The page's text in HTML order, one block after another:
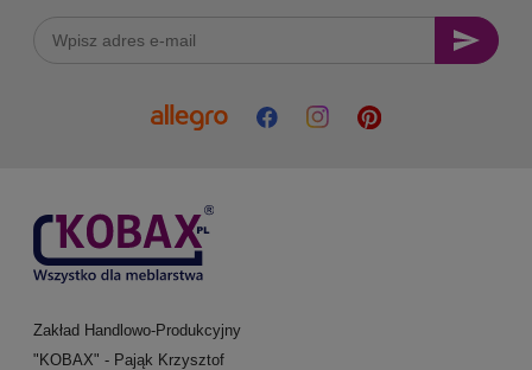
Zakład Handlowo-Produkcyjny
"KOBAX" - Pająk Krzysztof